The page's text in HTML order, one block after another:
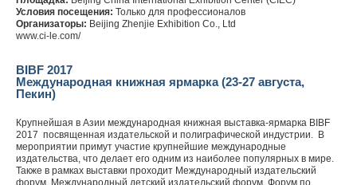
Условия посещения: Только для профессионалов
Организаторы: Beijing Zhenjie Exhibition Co., Ltd
www.ci-le.com/
BIBF 2017
Международная книжная ярмарка (23-27 августа,
Пекин)
Крупнейшая в Азии международная книжная выставка-ярмарка BIBF
2017 посвященная издательской и полиграфической индустрии. В
мероприятии примут участие крупнейшие международные
издательства, что делает его одним из наиболее популярных в мире.
Также в рамках выставки проходит Международный издательский
форум, Международный детский издательский форум, Форум по